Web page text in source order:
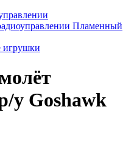
Пламенный
игрушки
у Goshawk